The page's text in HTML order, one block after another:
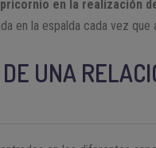
en la realización
en la espalda cada vez que
UNA